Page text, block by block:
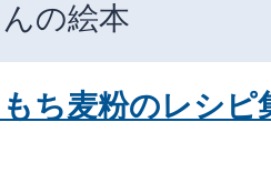
の絵本
ち麦粉のレシピ